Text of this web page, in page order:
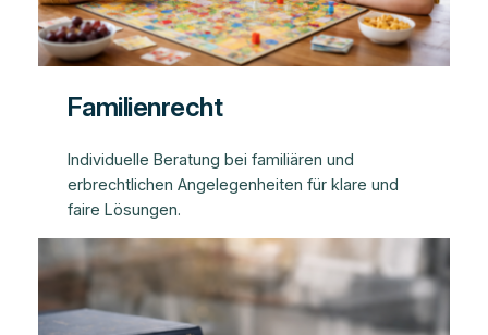
Familienrecht
Individuelle Beratung bei familiären und
erbrechtlichen Angelegenheiten für klare und
faire Lösungen.